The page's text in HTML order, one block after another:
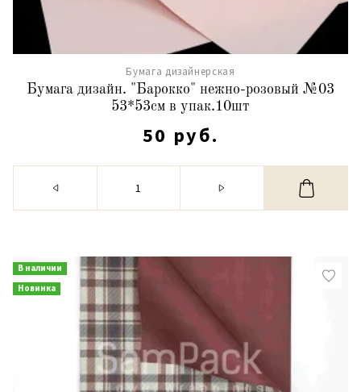
Бумага дизайнерская
Бумага дизайн. "Барокко" нежно-розовый №03
53*53см в упак.10шт
50 руб.
В наличии
Новинка